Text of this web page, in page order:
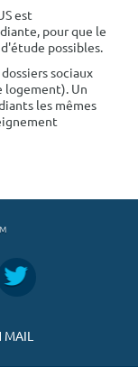
est
pour que le
possibles.
sociaux
logement). Un
les mêmes
MAIL